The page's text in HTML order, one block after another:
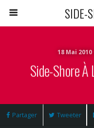
SIDE-
18 Mai
Side-Shore
Partager Tweeter